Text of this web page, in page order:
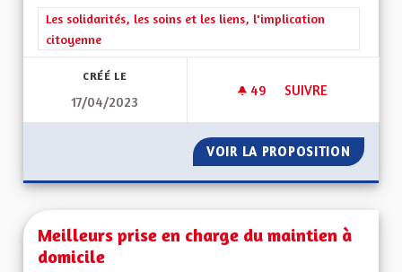
Filtrer les résultats de la catégorie : Les solidarités, les soins
Les solidarités, les soins et les liens, l'implication
citoyenne
CRÉÉ LE
17/04/2023
49 49 ABONNÉS
SUIVRE
VOIR LA PROPOSITION
Meilleurs prise en charge du maintien à
domicile